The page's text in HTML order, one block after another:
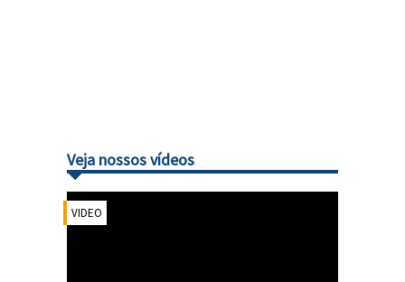
Veja nossos vídeos
VIDEO